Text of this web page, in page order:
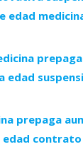
edad
edad
prepaga
contrato